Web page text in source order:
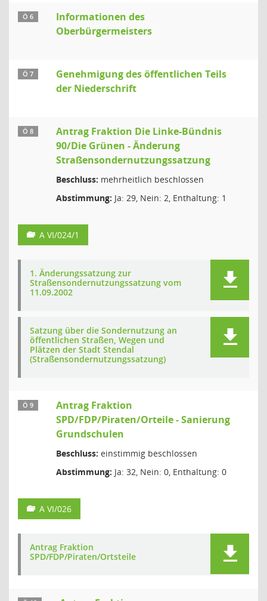
Ö 6
Informationen des
Oberbürgermeisters
Ö 7
Genehmigung des öffentlichen Teils
der Niederschrift
Ö 8
Antrag Fraktion Die Linke-Bündnis
90/Die Grünen - Änderung
Straßensondernutzungssatzung
Beschluss: mehrheitlich beschlossen
Abstimmung: Ja: 29, Nein: 2, Enthaltung: 1
A VI/024/1
1. Änderungssatzung zur
Straßensondernutzungssatzung vom
11.09.2002
Satzung über die Sondernutzung an
öffentlichen Straßen, Wegen und
Plätzen der Stadt Stendal
(Straßensondernutzungssatzung)
Ö 9
Antrag Fraktion
SPD/FDP/Piraten/Orteile - Sanierung
Grundschulen
Beschluss: einstimmig beschlossen
Abstimmung: Ja: 32, Nein: 0, Enthaltung: 0
A VI/026
Antrag Fraktion
SPD/FDP/Piraten/Ortsteile